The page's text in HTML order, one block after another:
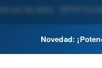
de datos - AESA
el RGPD, sino que debe
Novedad: